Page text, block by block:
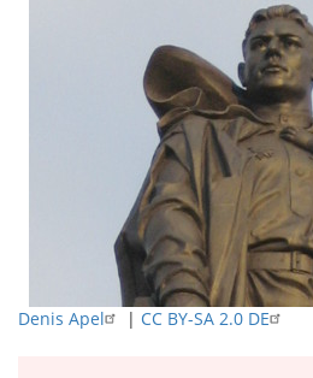
Denis Apel | CC BY-SA 2.0 DE